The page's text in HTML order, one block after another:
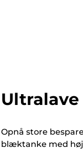
Opnå store
blæktanke med